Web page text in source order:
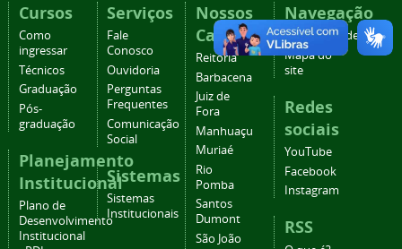
Cursos
Como
ingressar
Técnicos
Graduação
Pós-
graduação
Planejamento
Institucional
Plano de
Desenvolvimento
Institucional
Serviços
Fale
Conosco
Ouvidoria
Perguntas
Frequentes
Comunicação
Social
Sistemas
Sistemas
Institucionais
Nossos
Campi
Reitoria
Barbacena
Juiz de
Fora
Manhuaçu
Muriaé
Rio
Pomba
Santos
Dumont
São João
Navegação
Acessibilidade
Mapa do
site
Redes
sociais
YouTube
Facebook
Instagram
RSS